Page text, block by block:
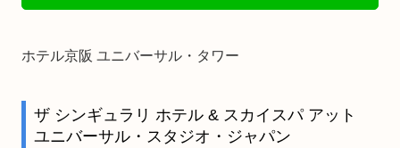
ホテル京阪 ユニバーサル・タワー
ザ シンギュラリ ホテル & スカイスパ アット
ユニバーサル・スタジオ・ジャパン